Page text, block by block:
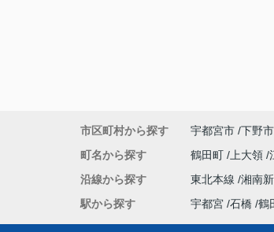
市区町村から探す 宇都宮市 下野市
町名から探す
鶴田町 上大領
沿線から探す
東北本線 湘南
駅から探す
宇都宮 石橋 鶴